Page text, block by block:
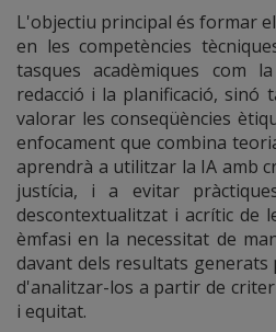
L'objectiu principal és formar
en les competències
tasques acadèmiques com
redacció i la planificació, sinó
valorar les conseqüències
enfocament que combina
aprendrà a utilitzar la IA amb
justícia, i a evitar
descontextualitzat i acrític de
èmfasi en la necessitat de
davant dels resultats generats
d'analitzar-los a partir de
i equitat.